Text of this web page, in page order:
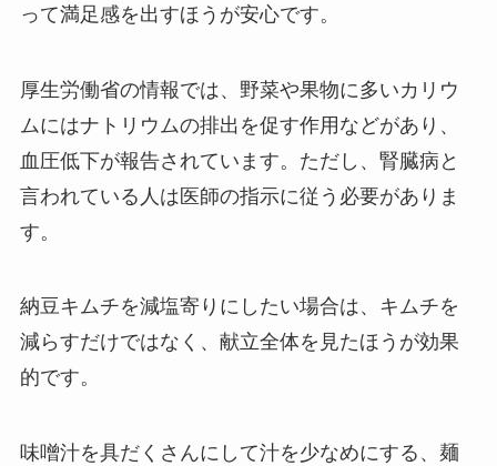
って満足感を出すほうが安心です。
厚生労働省の情報では、野菜や果物に多いカリウ
ムにはナトリウムの排出を促す作用などがあり、
血圧低下が報告されています。ただし、腎臓病と
言われている人は医師の指示に従う必要がありま
す。
納豆キムチを減塩寄りにしたい場合は、キムチを
減らすだけではなく、献立全体を見たほうが効果
的です。
味噌汁を具だくさんにして汁を少なめにする、麺